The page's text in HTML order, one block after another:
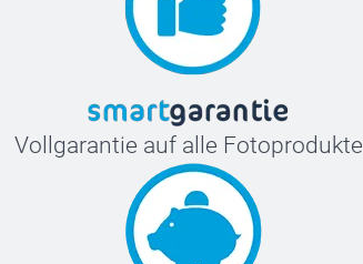
Vollgarantie auf alle Fotoprodukte